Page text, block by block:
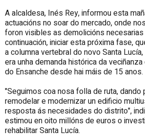
A alcaldesa, Inés Rey, informou esta
actuacións no soar do mercado, onde
foron visibles as demolicións necesarias
continuación, iniciar esta próxima fase,
a columna vertebral do novo Santa
era unha demanda histórica da
do Ensanche desde hai máis de 15 anos.
"Seguimos coa nosa folla de ruta,
remodelar e modernizar un edificio
resposta ás necesidades do distrito",
estimou en oito millóns de euros o
rehabilitar Santa Lucía.